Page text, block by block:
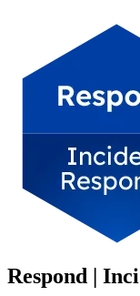
Respond |